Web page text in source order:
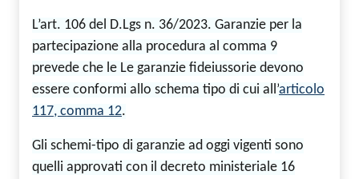
L’art. 106 del D.Lgs n. 36/2023. Garanzie per la
partecipazione alla procedura al comma 9
prevede che le Le garanzie fideiussorie devono
essere conformi allo schema tipo di cui all’articolo
117, comma 12.
Gli schemi-tipo di garanzie ad oggi vigenti sono
quelli approvati con il decreto ministeriale 16